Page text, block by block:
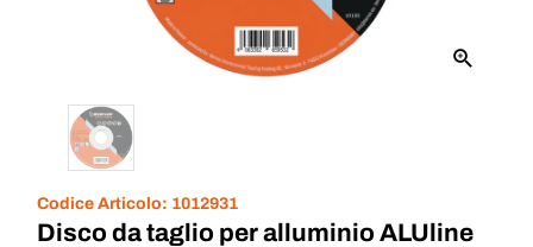
Codice Articolo: 1012931
Disco da taglio per alluminio ALUline